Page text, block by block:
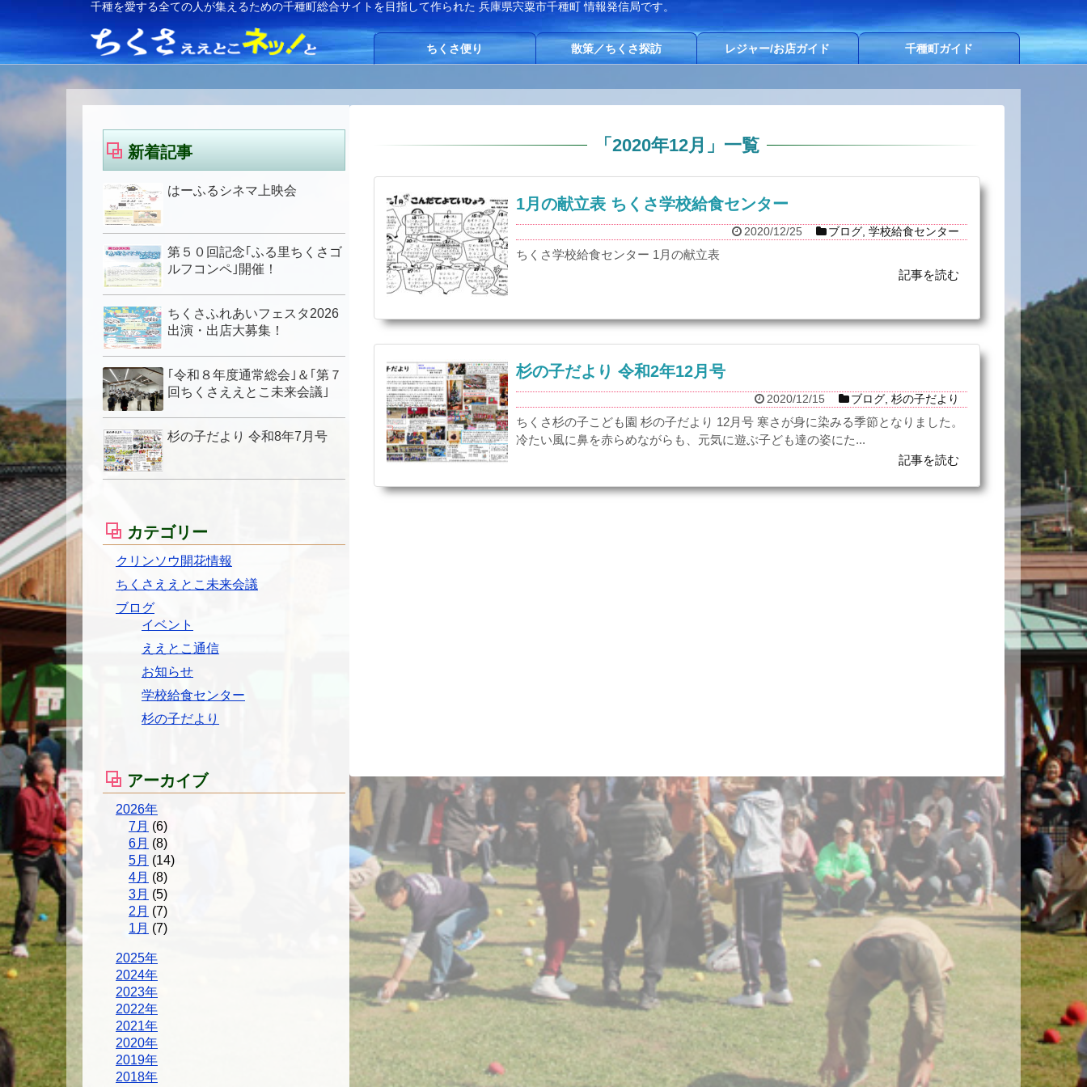
千種を愛する全ての人が集えるための千種町総合サイトを目指して作られた 兵庫県宍粟市千種町 情報発信局です。
ちくさ便り 散策／ちくさ探訪 レジャー/お店ガイド 千種町ガイド
「 2020年12月 」 一覧
1月の献立表 ちくさ学校給食センター
2020/12/25 ブログ,学校給食センター
ちくさ学校給食センター 1月の献立表
記事を読む
杉の子だより 令和2年12月号
2020/12/15 ブログ,杉の子だより
ちくさ杉の子こども園 杉の子だより 12月号 寒さが身に染みる季節となりました。
冷たい風に鼻を赤らめながらも、元気に遊ぶ子ども達の姿にた...
記事を読む
新着記事
はーふるシネマ上映会
第５０回記念｢ふる里ちくさゴ
ルフコンペ｣開催！
ちくさふれあいフェスタ2026
出演・出店大募集！
｢令和８年度通常総会｣＆｢第７
回ちくさええとこ未来会議｣
杉の子だより 令和8年7月号
カテゴリー
クリンソウ開花情報
ちくさええとこ未来会議
ブログ
イベント
ええとこ通信
お知らせ
学校給食センター
杉の子だより
アーカイブ
2026年
7月 (6)
6月 (8)
5月 (14)
4月 (8)
3月 (5)
2月 (7)
1月 (7)
2025年
2024年
2023年
2022年
2021年
2020年
2019年
2018年